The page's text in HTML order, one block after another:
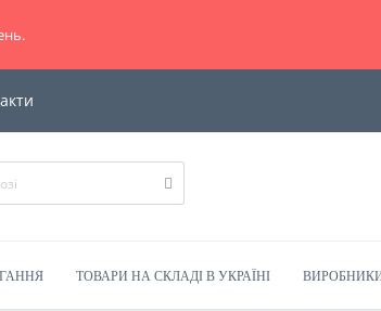
ТОВАРИ НА СКЛАДІ В УКРАЇНІ